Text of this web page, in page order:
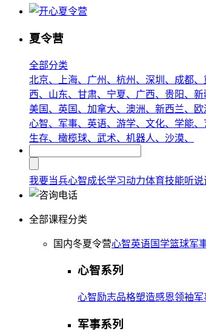
夏令营
全部分类
北京、
上海、 广州、 杭州、 深圳、 成都、
西、 山东、 甘肃、 宁夏、 广西、 贵阳、 新
美国、 英国、 加拿大、 澳洲、 新西兰、 欧
心智、 军事、 英语、 游学、 文化、 学能、
生存、 橄榄球、 武术、 机器人、 沙漠、
我要当兵心智成长学习动力体育技能听说
全部课程分类
国内冬夏令营心智英语国学篮球军
心智系列
心智励志品格塑造感恩领袖军
军事系列